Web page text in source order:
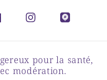
pour la santé,
modération.